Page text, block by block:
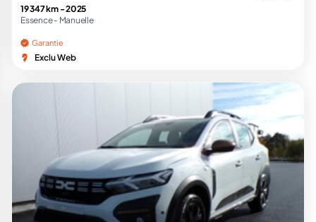
19 347 km -2025
Essence - Manuelle
Garantie
Exclu Web